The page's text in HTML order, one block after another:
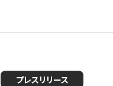
プレスリリース